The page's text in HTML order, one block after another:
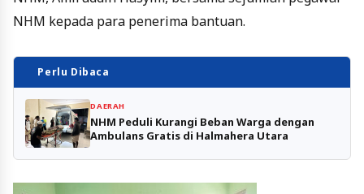
NHM kepada para penerima bantuan.
Perlu Dibaca
DAERAH
NHM Peduli Kurangi Beban Warga dengan
Ambulans Gratis di Halmahera Utara